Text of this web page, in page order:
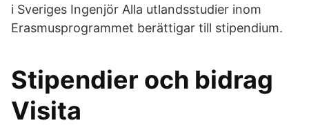
i Sveriges Ingenjör Alla utlandsstudier inom
Erasmusprogrammet berättigar till stipendium.
Stipendier och bidrag
Visita